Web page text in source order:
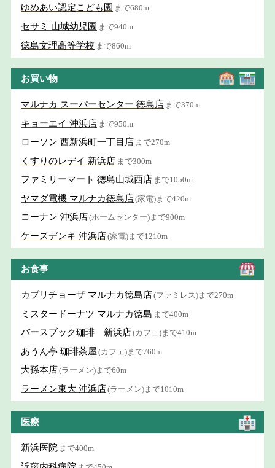
ゆめあい認定こども園 まで680m
セサミ 山城幼児園 まで940m
徳島文理高等学校 まで860m
お買い物
マルナカ スーパーセンター 徳島店 まで370m
キョーエイ 沖浜店 まで950m
ローソン 西新浜町一丁目店 まで270m
くすりのレデイ 新浜店 まで300m
ファミリーマート 徳島山城西店 まで1050m
ヤマダ電機 マルナカ徳島店(家電)まで420m
コーナン 沖浜店(ホームセンター)まで900m
ケーズデンキ 沖浜店(家電)まで1210m
お食事
カプリチョーザ マルナカ徳島店(ファミレス)まで270m
ミスタードーナツ マルナカ徳島 まで400m
バースブック珈琲 新浜店(カフェ)まで410m
あうん亭 珈琲茶屋 (カフェ)まで760m
大孫本店(ラーメン)まで60m
ラーメン東大 沖浜店(ラーメン)まで1010m
医療
新浜医院 まで400m